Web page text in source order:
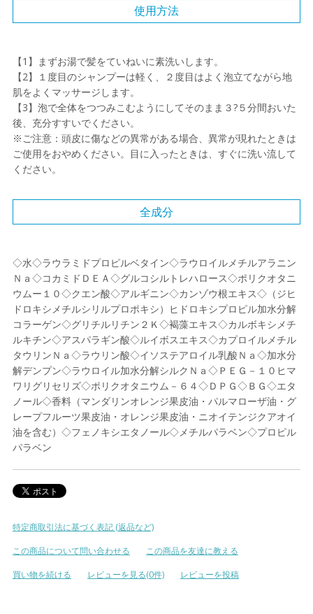
使用方法
【1】まずお湯で髪をていねいに素洗いします。
【2】１度目のシャンプーは軽く、２度目はよく泡立てながら地
肌をよくマッサージします。
【3】泡で全体をつつみこむようにしてそのまま３?５分間おいた
後、充分すすいでください。
※ご注意：頭皮に傷などの異常がある場合、異常が現れたときは
ご使用をおやめください。目に入ったときは、すぐに洗い流して
ください。
全成分
◇水◇ラウラミドプロピルベタイン◇ラウロイルメチルアラニン
Ｎａ◇コカミドＤＥＡ◇グルコシルトレハロース◇ポリクオタニ
ウムー１０◇クエン酸◇アルギニン◇カンゾウ根エキス◇（ジヒ
ドロキシメチルシリルプロポキシ）ヒドロキシプロピル加水分解
コラーゲン◇グリチルリチン２Ｋ◇褐藻エキス◇カルボキシメチ
ルキチン◇アスパラギン酸◇ルイボスエキス◇カプロイルメチル
タウリンＮａ◇ラウリン酸◇イソステアロイル乳酸Ｎａ◇加水分
解デンプン◇ラウロイル加水分解シルクＮａ◇ＰＥＧ－１０ヒマ
ワリグリセリズ◇ポリクオタニウム－６４◇ＤＰＧ◇ＢＧ◇エタ
ノール◇香料（マンダリンオレンジ果皮油・パルマローザ油・グ
レープフルーツ果皮油・オレンジ果皮油・ニオイテンジクアオイ
油を含む）◇フェノキシエタノール◇メチルパラベン◇プロピル
パラベン
特定商取引法に基づく表記 (返品など)
この商品について問い合わせる
この商品を友達に教える
買い物を続ける
レビューを見る(0件) レビューを投稿